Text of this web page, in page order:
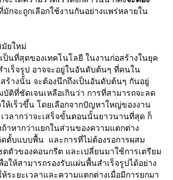
มักจะถูกเลือกใช้งานกันอย่างแพร่หลายใน
ยใหม่
ป็นที่สุดของเทคโนโลยี ในงานก่อสร้างในยุค
เร็จรูป อาจจะอยู่ในอันดับต้นๆ ที่คนใน
ร้างนั้น จะต้องนึกถึงเป็นอันดับต้นๆ กันอยู่
ติที่ชัดเจนเหลือเกินว่า การที่สามารถจะลด
ให้เร็วขึ้น โดยเลือกจากปัญหาใหญ่ของงาน
เวลากว่าจะเสร็จขั้นตอนนั้นยาวนานที่สุด ก็
ถ้าหากว่าแยกในส่วนของความแตกต่าง
ดตั้บแบบพื้น และการที่ไม่ต้องรอการผสม
ตตัวของคอนกรีต และเปลี่ยนมาใช้การเตรียม
ให้สามารถรองรับแผ่นพื้นสำเร็จรูปได้อย่าง
ระยะเวลาและความแตกต่างเมื่อมีการยกมา